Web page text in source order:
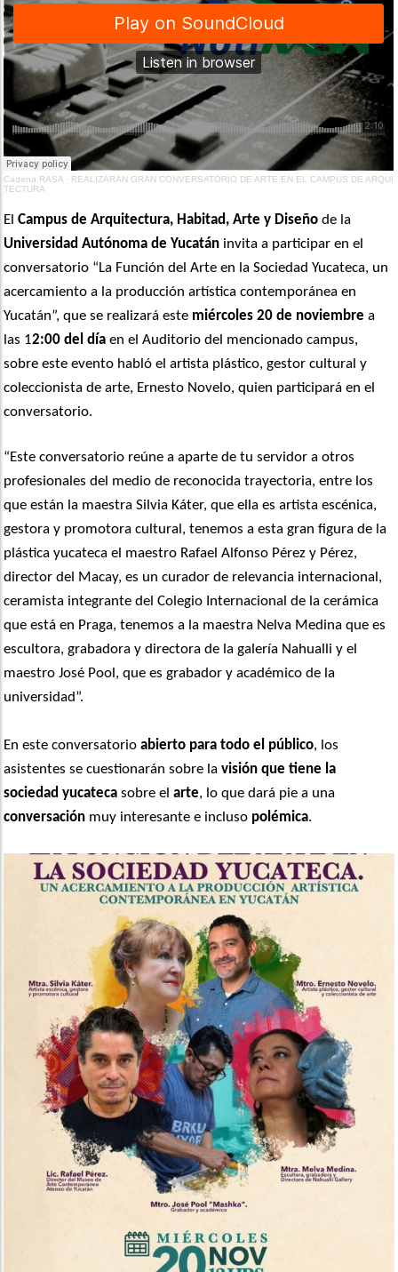
Cadena RASA · REALIZARÁN GRAN CONVERSATORIO DE ARTE EN EL CAMPUS DE ARQUI
TECTURA
ElCampus de Arquitectura, Habitad, Arte y Diseño de la
Universidad Autónoma de Yucatán invita a participar en el
conversatorio “La Función del Arte en la Sociedad Yucateca, un
acercamiento a la producción artística contemporánea en
Yucatán”, que se realizará este miércoles 20 de noviembre a
las 12:00 del día en el Auditorio del mencionado campus,
sobre este evento habló el artista plástico, gestor cultural y
coleccionista de arte, Ernesto Novelo, quien participará en el
conversatorio.
“Este conversatorio reúne a aparte de tu servidor a otros
profesionales del medio de reconocida trayectoria, entre los
que están la maestra Silvia Káter, que ella es artista escénica,
gestora y promotora cultural, tenemos a esta gran figura de la
plástica yucateca el maestro Rafael Alfonso Pérez y Pérez,
director del Macay, es un curador de relevancia internacional,
ceramista integrante del Colegio Internacional de la cerámica
que está en Praga, tenemos a la maestra Nelva Medina que es
escultora, grabadora y directora de la galería Nahualli y el
maestro José Pool, que es grabador y académico de la
universidad”.
En este conversatorioabierto para todo el público, los
asistentes se cuestionarán sobre lavisión que tiene la
sociedad yucateca sobre elarte, lo que dará pie a una
conversación muy interesante e incluso polémica.